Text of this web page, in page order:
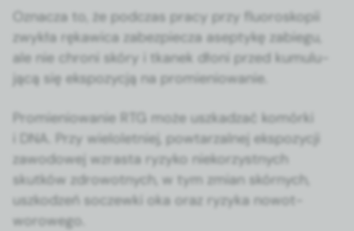
Oznacza to, że pod­czas pra­cy przy flu­o­roskopii
zwykła rękaw­ica zabez­piecza asep­tykę zabiegu,
ale nie chroni skóry i tkanek dłoni przed kumu­lu­
jącą się ekspozy­cją na promieniowanie.
Promieniowanie RTG może uszkadzać komór­ki
i DNA. Przy wielo­let­niej, pow­tarzal­nej ekspozy­cji
zawodowej wzras­ta ryzyko nieko­rzyst­nych
skutków zdrowot­nych, w tym zmi­an skórnych,
uszkodzeń soczew­ki oka oraz ryzy­ka nowot­
worowego.